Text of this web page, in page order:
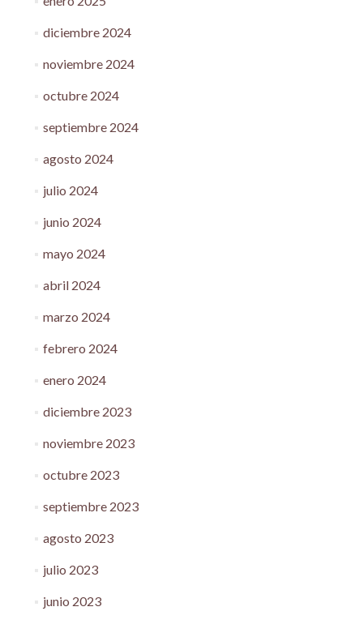
diciembre 2024
noviembre 2024
octubre 2024
septiembre 2024
agosto 2024
julio 2024
junio 2024
mayo 2024
abril 2024
marzo 2024
febrero 2024
enero 2024
diciembre 2023
noviembre 2023
octubre 2023
septiembre 2023
agosto 2023
julio 2023
junio 2023